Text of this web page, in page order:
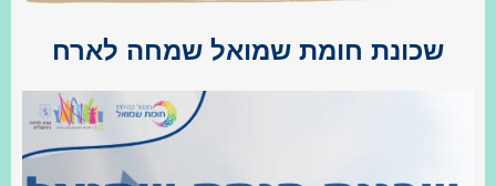
שכונת חומת שמואל שמחה לארח